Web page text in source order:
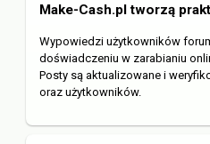
Make-Cash.pl tworzą
Wypowiedzi użytkowników
doświadczeniu w zarabianiu
Posty są aktualizowane i
oraz użytkowników.